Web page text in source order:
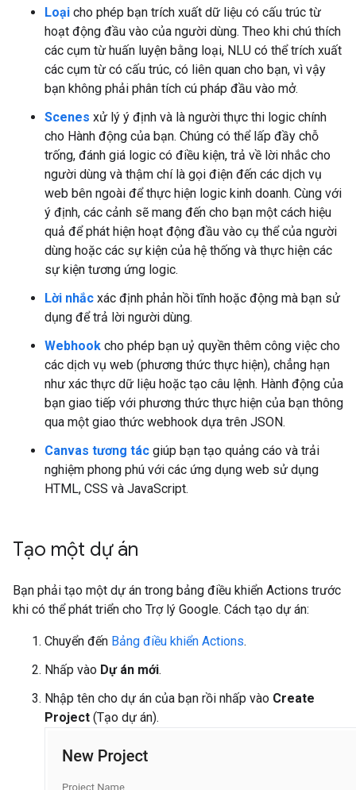
Loại cho phép bạn trích xuất dữ liệu có cấu trúc từ
hoạt động đầu vào của người dùng. Theo khi chú thích
các cụm từ huấn luyện bằng loại, NLU có thể trích xuất
các cụm từ có cấu trúc, có liên quan cho bạn, vì vậy
bạn không phải phân tích cú pháp đầu vào mở.
Scenes xử lý ý định và là người thực thi logic chính
cho Hành động của bạn. Chúng có thể lấp đầy chỗ
trống, đánh giá logic có điều kiện, trả về lời nhắc cho
người dùng và thậm chí là gọi điện đến các dịch vụ
web bên ngoài để thực hiện logic kinh doanh. Cùng với
ý định, các cảnh sẽ mang đến cho bạn một cách hiệu
quả để phát hiện hoạt động đầu vào cụ thể của người
dùng hoặc các sự kiện của hệ thống và thực hiện các
sự kiện tương ứng logic.
Lời nhắc xác định phản hồi tĩnh hoặc động mà bạn sử
dụng để trả lời người dùng.
Webhook cho phép bạn uỷ quyền thêm công việc cho
các dịch vụ web (phương thức thực hiện), chẳng hạn
như xác thực dữ liệu hoặc tạo câu lệnh. Hành động của
bạn giao tiếp với phương thức thực hiện của bạn thông
qua một giao thức webhook dựa trên JSON.
Canvas tương tác giúp bạn tạo quảng cáo và trải
nghiệm phong phú với các ứng dụng web sử dụng
HTML, CSS và JavaScript.
Tạo một dự án
Bạn phải tạo một dự án trong bảng điều khiển Actions trước
khi có thể phát triển cho Trợ lý Google. Cách tạo dự án:
Chuyển đến Bảng điều khiển Actions.
Nhấp vào Dự án mới.
Nhập tên cho dự án của bạn rồi nhấp vào Create
Project (Tạo dự án).